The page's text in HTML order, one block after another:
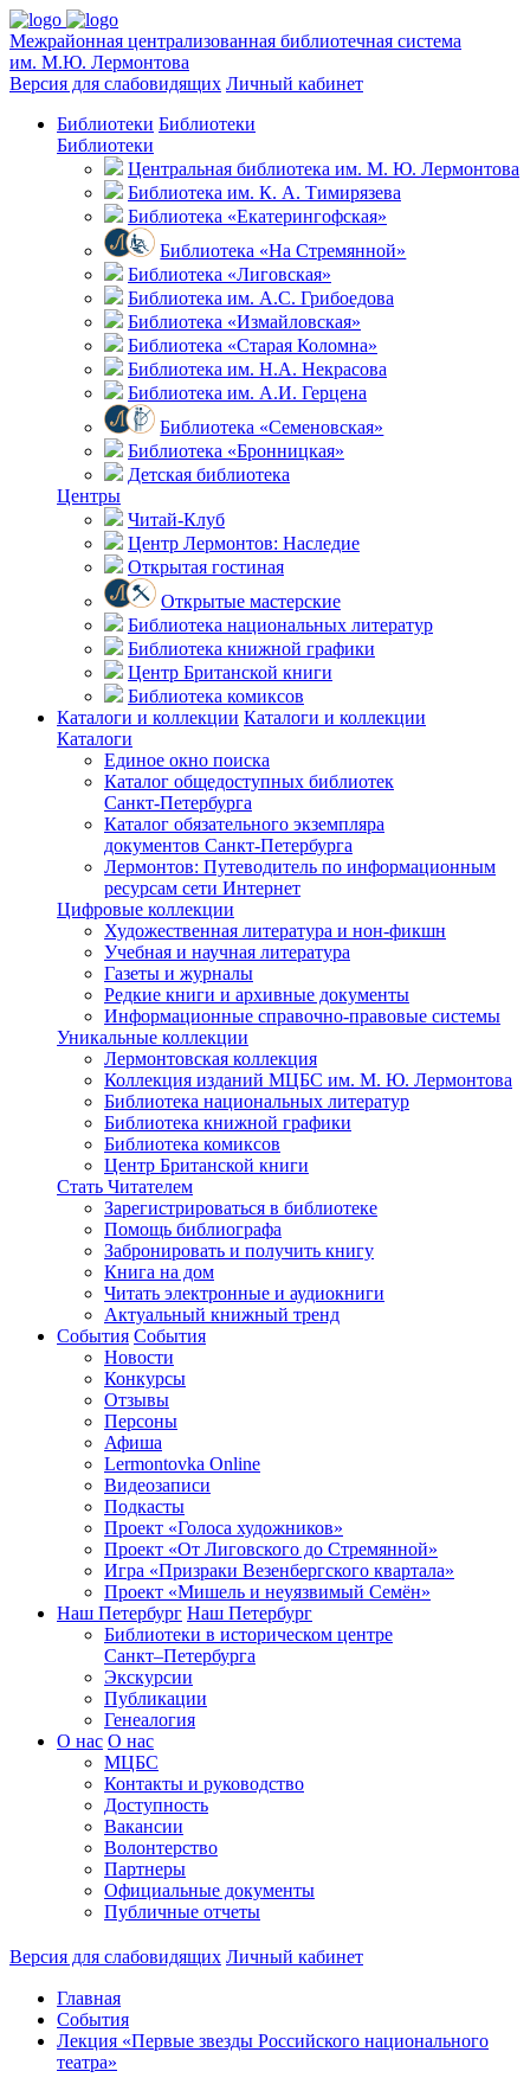
Межрайонная централизованная библиотечная система
им. М.Ю. Лермонтова
Версия для слабовидящих Личный кабинет
Библиотеки Библиотеки
Библиотеки
Центральная библиотека им. М. Ю. Лермонтова
Библиотека им. К. А. Тимирязева
Библиотека «Екатерингофская»
Библиотека «На Стремянной»
Библиотека «Лиговская»
Библиотека им. А.С. Грибоедова
Библиотека «Измайловская»
Библиотека «Старая Коломна»
Библиотека им. Н.А. Некрасова
Библиотека им. А.И. Герцена
Библиотека «Семеновская»
Библиотека «Бронницкая»
Детская библиотека
Центры
Читай-Клуб
Центр Лермонтов: Наследие
Открытая гостиная
Открытые мастерские
Библиотека национальных литератур
Библиотека книжной графики
Центр Британской книги
Библиотека комиксов
Каталоги и коллекции Каталоги и коллекции
Каталоги
Единое окно поиска
Каталог общедоступных библиотек
Санкт-Петербурга
Каталог обязательного экземпляра
документов Санкт-Петербурга
Лермонтов: Путеводитель по информационным
ресурсам сети Интернет
Цифровые коллекции
Художественная литература и нон-фикшн
Учебная и научная литература
Газеты и журналы
Редкие книги и архивные документы
Информационные справочно-правовые системы
Уникальные коллекции
Лермонтовская коллекция
Коллекция изданий МЦБС им. М. Ю. Лермонтова
Библиотека национальных литератур
Библиотека книжной графики
Библиотека комиксов
Центр Британской книги
Стать Читателем
Зарегистрироваться в библиотеке
Помощь библиографа
Забронировать и получить книгу
Книга на дом
Читать электронные и аудиокниги
Актуальный книжный тренд
События События
Новости
Конкурсы
Отзывы
Персоны
Афиша
Lermontovka Online
Видеозаписи
Подкасты
Проект «Голоса художников»
Проект «От Лиговского до Стремянной»
Игра «Призраки Везенбергского квартала»
Проект «Мишель и неуязвимый Семён»
Наш Петербург Наш Петербург
Библиотеки в историческом центре
Санкт–Петербурга
Экскурсии
Публикации
Генеалогия
О нас О нас
МЦБС
Контакты и руководство
Доступность
Вакансии
Волонтерство
Партнеры
Официальные документы
Публичные отчеты
Версия для слабовидящих Личный кабинет
Главная
События
Лекция «Первые звезды Российского национального
театра»